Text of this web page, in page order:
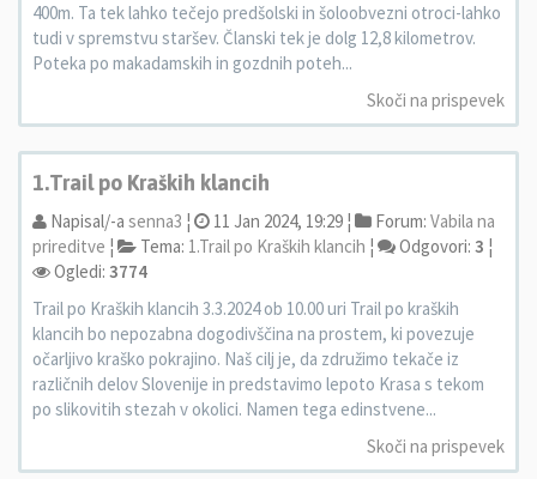
400m. Ta tek lahko tečejo predšolski in šoloobvezni otroci-lahko
tudi v spremstvu staršev. Članski tek je dolg 12,8 kilometrov.
Poteka po makadamskih in gozdnih poteh...
Skoči na prispevek
1.Trail po Kraških klancih
Napisal/-a senna3 ¦ 11 Jan 2024, 19:29 ¦ Forum: Vabila na
prireditve ¦ Tema: 1.Trail po Kraških klancih ¦ Odgovori: 3 ¦
Ogledi: 3774
Trail po Kraških klancih 3.3.2024 ob 10.00 uri Trail po kraških
klancih bo nepozabna dogodivščina na prostem, ki povezuje
očarljivo kraško pokrajino. Naš cilj je, da združimo tekače iz
različnih delov Slovenije in predstavimo lepoto Krasa s tekom
po slikovitih stezah v okolici. Namen tega edinstvene...
Skoči na prispevek